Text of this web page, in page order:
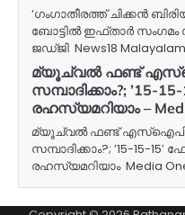
‘ഗംഗാതീരത്ത് ചിക്കൻ
ബോട്ടിൽ ഇഫ്താർ സംഗമം
ജഡ്ജി News18 Malayalam
മ്യൂച്വൽ ഫണ്ട്
സമ്പാദിക്കാം?;
രഹസ്യമറിയാം –
മ്യൂച്വൽ ഫണ്ട്
സമ്പാദിക്കാം?; ’15-15-
രഹസ്യമറിയാം Media